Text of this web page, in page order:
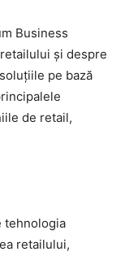
Business
și despre
pe bază
de retail,
tehnologia
retailului,